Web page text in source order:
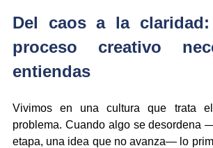
Del caos a la
proceso creativo
entiendas
Vivimos en una cultura que trata
problema. Cuando algo se desordena
etapa, una idea que no avanza— lo